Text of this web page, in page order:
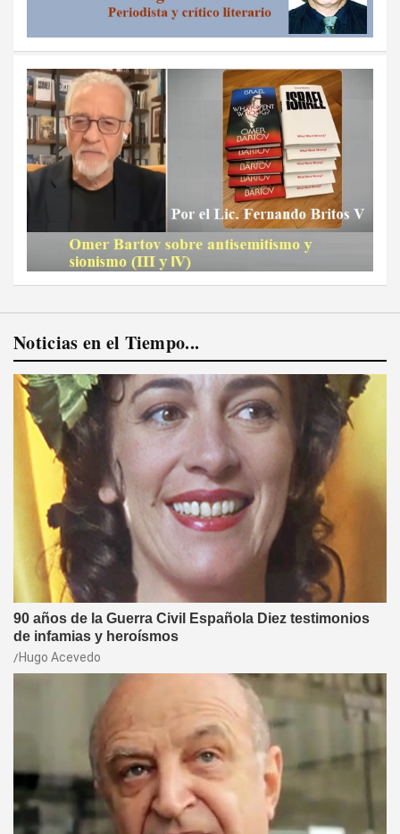
Noticias en el Tiempo...
90 años de la Guerra Civil Española Diez testimonios
de infamias y heroísmos
Hugo Acevedo